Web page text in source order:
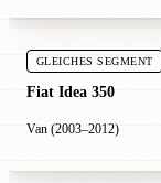
GLEICHES SEGMENT
Fiat Idea 350
Van (2003–2012)